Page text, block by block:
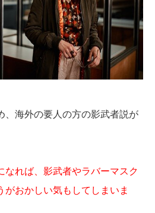
、海外の要人の方の影武者説が
なれば、影武者やラバーマスク
がおかしい気もしてしまいま